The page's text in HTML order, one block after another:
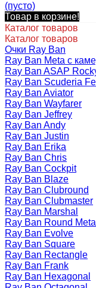
(пусто)
Товар в корзине!
Каталог товаров
Каталог товаров
Очки Ray Ban
Ray Ban Meta с
Ray Ban ASAP
Ray Ban Scuderia
Ray Ban Aviator
Ray Ban Wayfarer
Ray Ban Jeffrey
Ray Ban Andy
Ray Ban Justin
Ray Ban Erika
Ray Ban Chris
Ray Ban Cockpit
Ray Ban Blaze
Ray Ban Clubround
Ray Ban Clubmaster
Ray Ban Marshal
Ray Ban Round Metal
Ray Ban Evolve
Ray Ban Square
Ray Ban Rectangle
Ray Ban Frank
Ray Ban Hexagonal